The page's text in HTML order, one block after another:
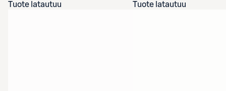
Tuote latautuu
Tuote latautuu